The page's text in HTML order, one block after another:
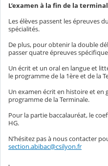
L’examen à la fin de la
Les élèves passent les épreuves
spécialités.
De plus, pour obtenir la double
passer quatre épreuves
Un écrit et un oral en langue et
le programme de la 1ère et de la
Un examen écrit en histoire et en
programme de la Terminale.
Pour la partie baccalauréat, le
HG.
N’hésitez pas à nous contacter
section.abibac@csilyon.fr